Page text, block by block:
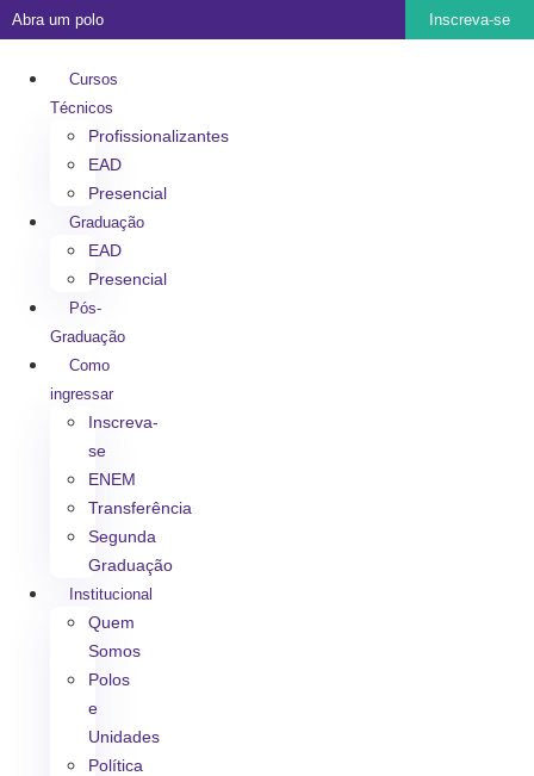
Abra um polo Inscreva-se
Cursos
Técnicos
Profissionalizantes
EAD
Presencial
Graduação
EAD
Presencial
Pós-
Graduação
Como
ingressar
Inscreva-
se
ENEM
Transferência
Segunda
Graduação
Institucional
Quem
Somos
Polos
e
Unidades
Política